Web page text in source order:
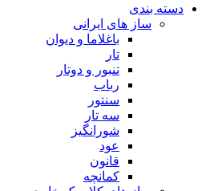
دسته بندی
ساز های ایرانی
باغلاما و دیوان
تار
تنبور و دوتار
رباب
سنتور
سه تار
شورانگیز
عود
قانون
کمانچه